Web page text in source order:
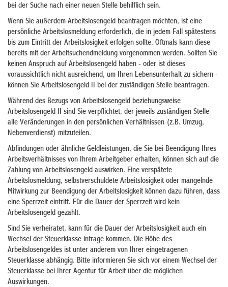
bei der Suche nach einer neuen Stelle behilflich sein.
Wenn Sie außerdem Arbeitslosengeld beantragen möchten, ist eine
persönliche Arbeitslosmeldung erforderlich, die in jedem Fall spätestens
bis zum Eintritt der Arbeitslosigkeit erfolgen sollte. Oftmals kann diese
bereits mit der Arbeitsuchendmeldung vorgenommen werden. Sollten Sie
keinen Anspruch auf Arbeitslosengeld haben - oder ist dieses
voraussichtlich nicht ausreichend, um Ihren Lebensunterhalt zu sichern -
können Sie Arbeitslosengeld II bei der zuständigen Stelle beantragen.
Während des Bezugs von Arbeitslosengeld beziehungsweise
Arbeitslosengeld II sind Sie verpflichtet, der jeweils zuständigen Stelle
alle Veränderungen in den persönlichen Verhältnissen (z.B. Umzug,
Nebenverdienst) mitzuteilen.
Abfindungen oder ähnliche Geldleistungen, die Sie bei Beendigung Ihres
Arbeitsverhältnisses von Ihrem Arbeitgeber erhalten, können sich auf die
Zahlung von Arbeitslosengeld auswirken. Eine verspätete
Arbeitslosmeldung, selbstverschuldete Arbeitslosigkeit oder mangelnde
Mitwirkung zur Beendigung der Arbeitslosigkeit können dazu führen, dass
eine Sperrzeit eintritt. Für die Dauer der Sperrzeit wird kein
Arbeitslosengeld gezahlt.
Sind Sie verheiratet, kann für die Dauer der Arbeitslosigkeit auch ein
Wechsel der Steuerklasse infrage kommen. Die Höhe des
Arbeitslosengeldes ist unter anderem von Ihrer eingetragenen
Steuerklasse abhängig. Bitte informieren Sie sich vor einem Wechsel der
Steuerklasse bei Ihrer Agentur für Arbeit über die möglichen
Auswirkungen.